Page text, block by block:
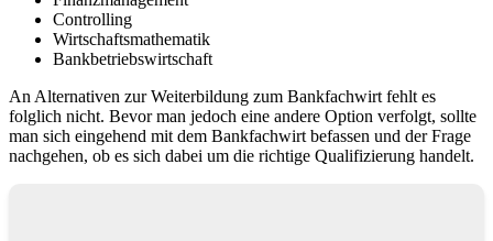
Controlling
Wirtschaftsmathematik
Bankbetriebswirtschaft
An Alternativen zur Weiterbildung zum Bankfachwirt fehlt es
folglich nicht. Bevor man jedoch eine andere Option verfolgt, sollte
man sich eingehend mit dem Bankfachwirt befassen und der Frage
nachgehen, ob es sich dabei um die richtige Qualifizierung handelt.